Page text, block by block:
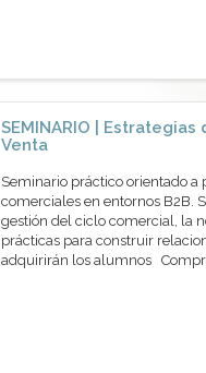
SEMINARIO |
Venta
Seminario práctico orientado a
comerciales en entornos B2B.
gestión del ciclo comercial, la
prácticas para construir
adquirirán los alumnos